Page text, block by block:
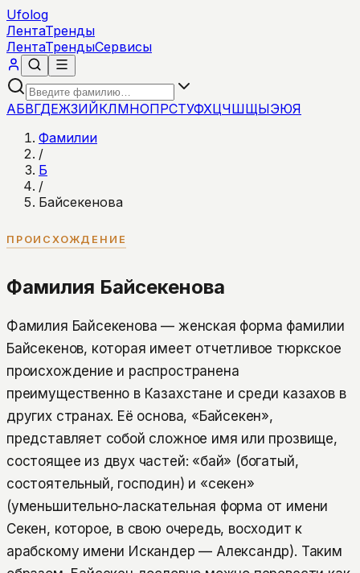
Ufolog
ЛентаТренды
ЛентаТрендыСервисы
АБВГДЕЖЗИЙКЛМНОПРСТУФХЦЧШЩЫЭЮЯ
Фамилии
/
Б
/
Байсекенова
ПРОИСХОЖДЕНИЕ
Фамилия Байсекенова
Фамилия Байсекенова — женская форма фамилии
Байсекенов, которая имеет отчетливое тюркское
происхождение и распространена
преимущественно в Казахстане и среди казахов в
других странах. Её основа, «Байсекен»,
представляет собой сложное имя или прозвище,
состоящее из двух частей: «бай» (богатый,
состоятельный, господин) и «секен»
(уменьшительно-ласкательная форма от имени
Секен, которое, в свою очередь, восходит к
арабскому имени Искандер — Александр). Таким